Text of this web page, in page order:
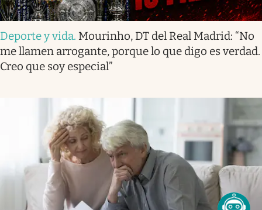
Deporte y vida. Mourinho, DT del Real Madrid: “No
me llamen arrogante, porque lo que digo es verdad.
Creo que soy especial”